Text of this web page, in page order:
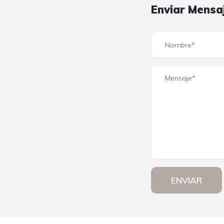
Enviar
ENVIAR